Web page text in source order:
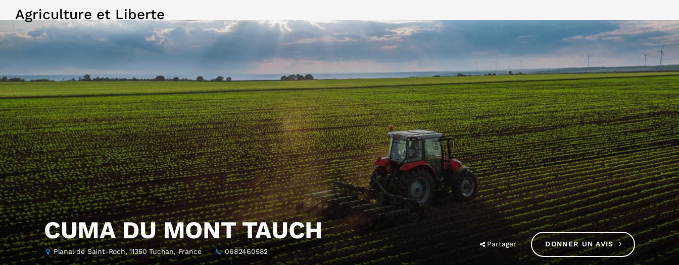
Agriculture et Liberte
CUMA DU MONT TAUCH
Planal de Saint-Roch, 11350 Tuchan, France 0682460582
Partager DONNER UN AVIS